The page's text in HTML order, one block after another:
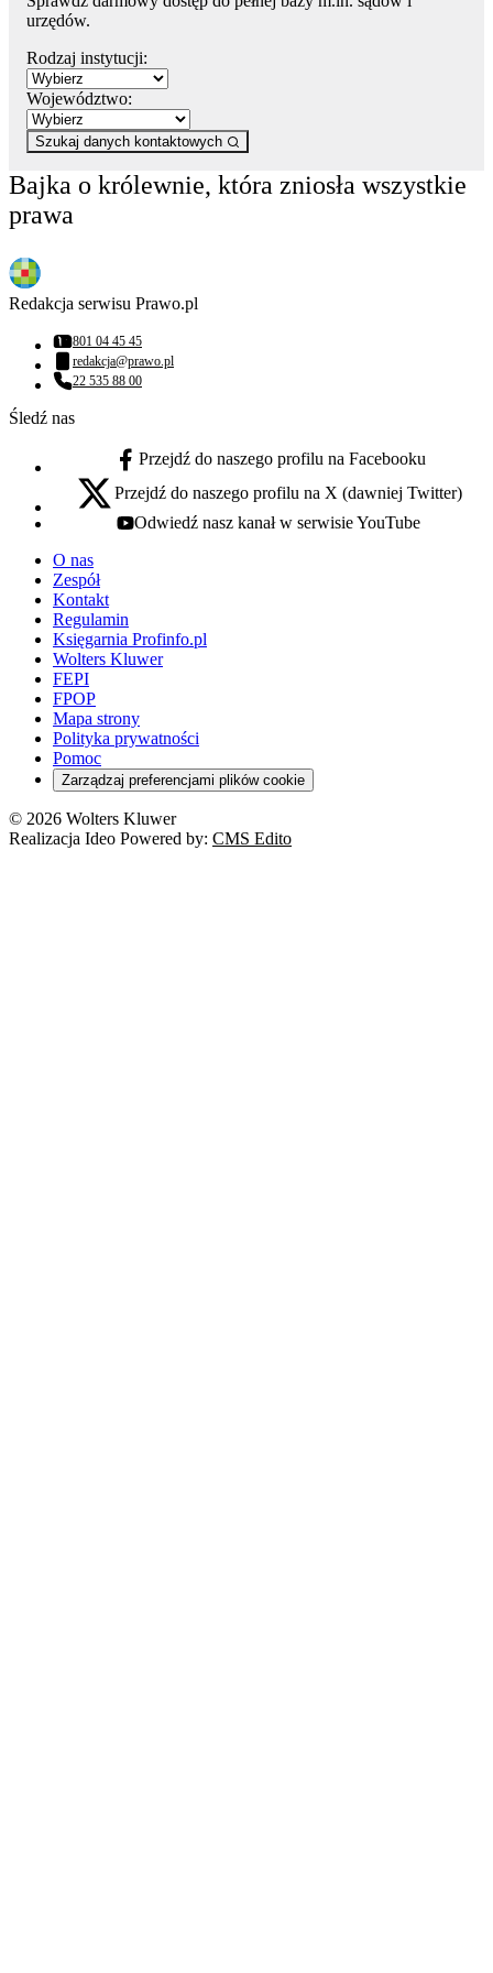
urzędów.
Rodzaj instytucji:
Województwo:
Szukaj danych kontaktowych
Bajka o królewnie, która zniosła wszystkie
prawa
Redakcja serwisu Prawo.pl
Numer telefonu:
801 04 45 45
Adres email:
redakcja@prawo.pl
Numer telefonu:
22 535 88 00
Śledź nas
facebook - otwiera się w nowej karcie
Przejdź do naszego profilu na Facebooku
x - otwiera się w nowej karcie
Przejdź do naszego profilu na X (dawniej Twitter)
youtube - otwiera się w nowej karcie
Odwiedź nasz kanał w serwisie YouTube
O nas
Zespół
Kontakt
Regulamin
Księgarnia Profinfo.pl
Wolters Kluwer
FEPI
FPOP
Mapa strony
Polityka prywatności
Pomoc
Zarządzaj preferencjami plików cookie
© 2026 Wolters Kluwer
Realizacja Ideo Powered by: CMS Edito